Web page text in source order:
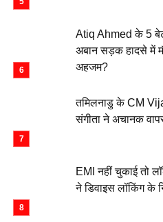
Atiq Ahmed के 5
अबान सड़क हादसे में
अहजम?
तमिलनाडु के CM
संगीता ने अचानक
EMI नहीं चुकाई तो
ने डिवाइस लॉकिंग के